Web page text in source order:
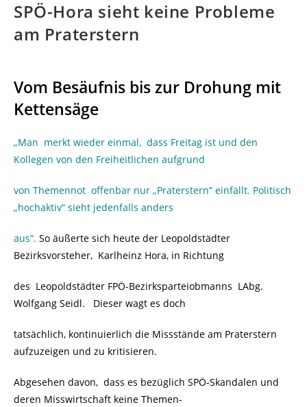
SPÖ-Hora sieht keine Probleme
am Praterstern
Vom Besäufnis bis zur Drohung mit
Kettensäge
„Man merkt wieder einmal, dass Freitag ist und den
Kollegen von den Freiheitlichen aufgrund
von Themennot offenbar nur „Praterstern“ einfällt. Politisch
„hochaktiv“ sieht jedenfalls anders
aus“. So äußerte sich heute der Leopoldstädter
Bezirksvorsteher, Karlheinz Hora, in Richtung
des Leopoldstädter FPÖ-Bezirksparteiobmanns LAbg.
Wolfgang Seidl. Dieser wagt es doch
tatsächlich, kontinuierlich die Missstände am Praterstern
aufzuzeigen und zu kritisieren.
Abgesehen davon, dass es bezüglich SPÖ-Skandalen und
deren Misswirtschaft keine Themen-